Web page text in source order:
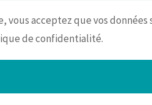
vous acceptez que vos
de confidentialité.